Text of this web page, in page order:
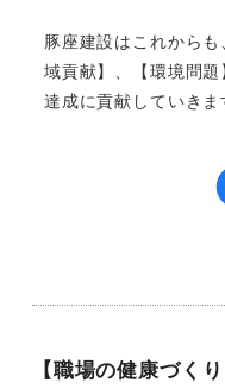
豚座建設はこれから
域貢献】、【環境問
達成に貢献していきま
【職場の健康づく